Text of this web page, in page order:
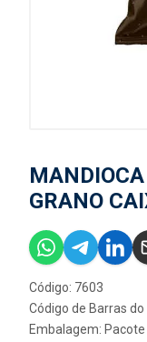
GRANO
Código: 7603
Código de Barras
Embalagem: Pacote